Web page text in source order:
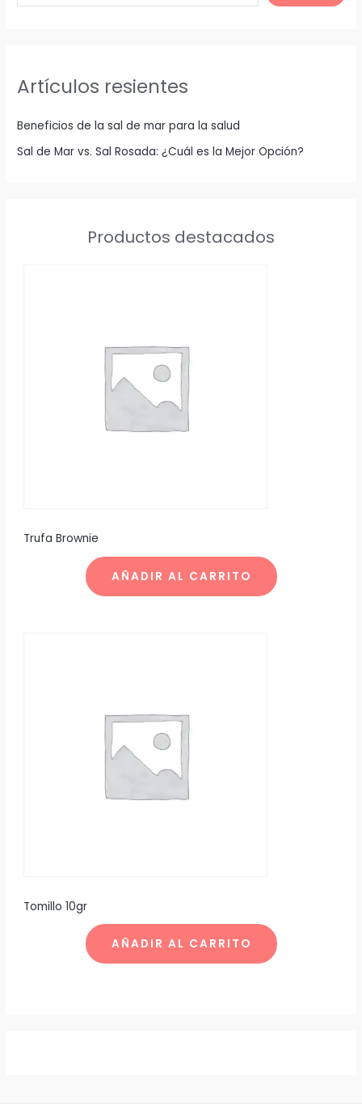
Artículos resientes
Beneficios de la sal de mar para la salud
Sal de Mar vs. Sal Rosada: ¿Cuál es la Mejor Opción?
Productos destacados
Trufa Brownie
AÑADIR AL CARRITO
Tomillo 10gr
AÑADIR AL CARRITO